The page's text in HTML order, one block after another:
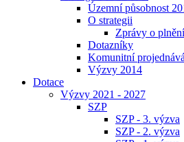
Územní působnost
O strategii
Zprávy o
Dotazníky
Komunitní
Výzvy 2014
Dotace
Výzvy 2021 - 2027
SZP
SZP - 3. výzva
SZP - 2. výzva